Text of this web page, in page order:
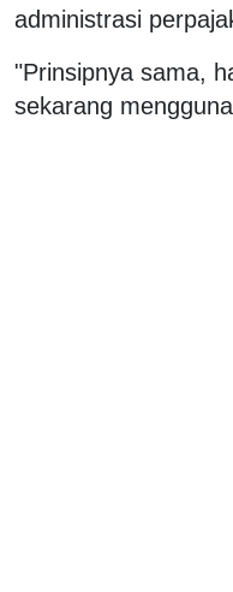
administrasi
"Prinsipnya sama,
sekarang